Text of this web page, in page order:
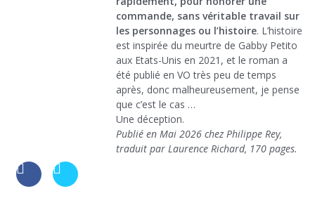
commande, sans véritable travail sur
les personnages ou l’histoire. L’histoire
est inspirée du meurtre de Gabby Petito
aux Etats-Unis en 2021, et le roman a
été publié en VO très peu de temps
après, donc malheureusement, je pense
que c’est le cas …
Une déception.
Publié en Mai 2026 chez Philippe Rey,
traduit par Laurence Richard, 170 pages.